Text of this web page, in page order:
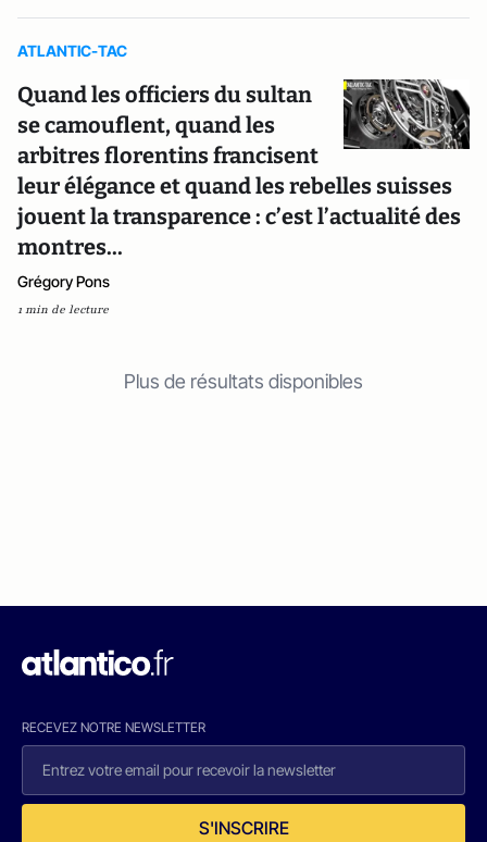
ATLANTIC-TAC
Quand les officiers du sultan
se camouflent, quand les
arbitres florentins francisent
leur élégance et quand les rebelles suisses
jouent la transparence : c’est l’actualité des
montres...
Grégory Pons
1 min de lecture
Plus de résultats disponibles
RECEVEZ NOTRE NEWSLETTER
S'INSCRIRE